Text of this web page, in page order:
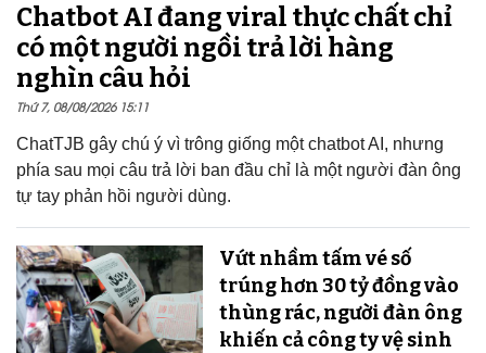
Chatbot AI đang viral thực chất chỉ
có một người ngồi trả lời hàng
nghìn câu hỏi
Thứ 7, 08/08/2026 15:11
ChatTJB gây chú ý vì trông giống một chatbot AI, nhưng
phía sau mọi câu trả lời ban đầu chỉ là một người đàn ông
tự tay phản hồi người dùng.
Vứt nhầm tấm vé số
trúng hơn 30 tỷ đồng vào
thùng rác, người đàn ông
khiến cả công ty vệ sinh